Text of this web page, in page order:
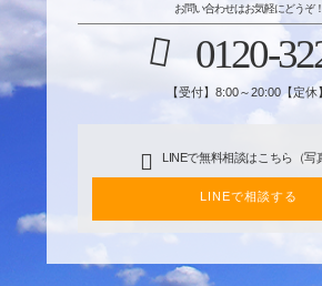
お問い合わせはお気軽にどうぞ！
0120-
【受付】8:00～20:00【定休
LINEで無料相談はこちら（写
LINEで相談する